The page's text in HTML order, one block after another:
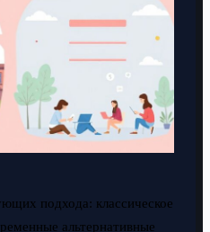
подхода: классическое
альтернативные